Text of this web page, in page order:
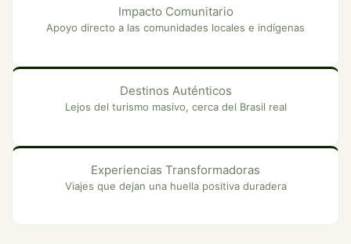
Impacto Comunitario
Apoyo directo a las comunidades locales e indígenas
Destinos Auténticos
Lejos del turismo masivo, cerca del Brasil real
Experiencias Transformadoras
Viajes que dejan una huella positiva duradera